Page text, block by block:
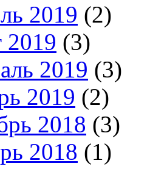
2019 (2)
(3)
2019 (3)
2019 (2)
2018 (3)
2018 (1)